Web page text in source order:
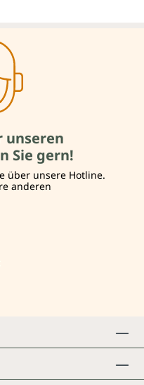
unseren
Sie gern!
über unsere Hotline.
anderen